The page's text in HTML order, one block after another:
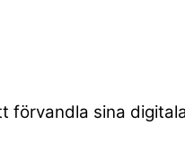
sina